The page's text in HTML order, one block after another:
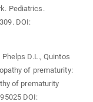
Pediatrics.
DOI:
Phelps D.L., Quintos
of prematurity:
of prematurity
DOI: